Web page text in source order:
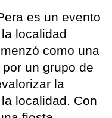
es un evento
localidad
como una
un grupo de
la
localidad. Con